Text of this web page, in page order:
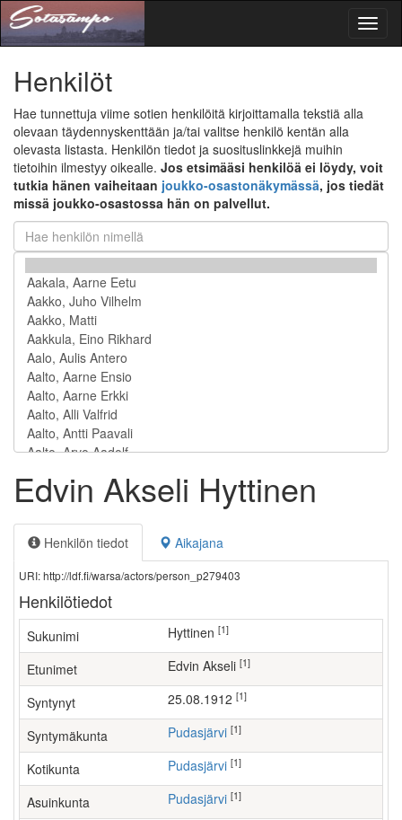
Henkilöt
Hae tunnettuja viime sotien henkilöitä kirjoittamalla tekstiä alla
olevaan täydennyskenttään ja/tai valitse henkilö kentän alla
olevasta listasta. Henkilön tiedot ja suosituslinkkejä muihin
tietoihin ilmestyy oikealle. Jos etsimääsi henkilöä ei löydy, voit
tutkia hänen vaiheitaan joukko-osastonäkymässä, jos tiedät
missä joukko-osastossa hän on palvellut.
Edvin Akseli Hyttinen
Henkilön tiedot Aikajana
URI: http://ldf.fi/warsa/actors/person_p279403
Henkilötiedot
Sukunimi Hyttinen [1]
Etunimet Edvin Akseli [1]
Syntynyt 25.08.1912 [1]
Syntymäkunta Pudasjärvi [1]
Kotikunta Pudasjärvi [1]
Asuinkunta Pudasjärvi [1]